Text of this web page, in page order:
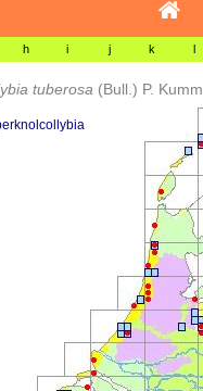
h i j k l
tuberosa (Bull.) P.